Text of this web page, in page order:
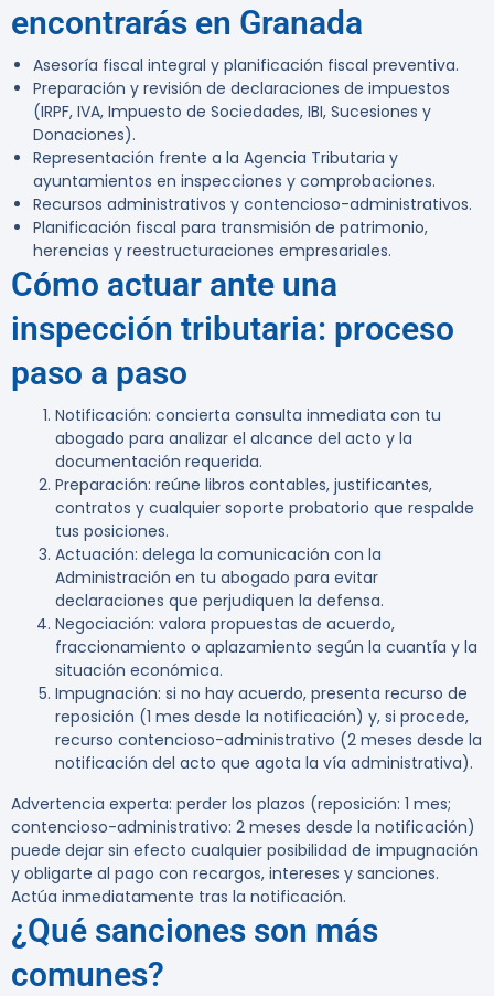
encontrarás en Granada
Asesoría fiscal integral y planificación fiscal preventiva.
Preparación y revisión de declaraciones de impuestos
(IRPF, IVA, Impuesto de Sociedades, IBI, Sucesiones y
Donaciones).
Representación frente a la Agencia Tributaria y
ayuntamientos en inspecciones y comprobaciones.
Recursos administrativos y contencioso-administrativos.
Planificación fiscal para transmisión de patrimonio,
herencias y reestructuraciones empresariales.
Cómo actuar ante una
inspección tributaria: proceso
paso a paso
Notificación: concierta consulta inmediata con tu
abogado para analizar el alcance del acto y la
documentación requerida.
Preparación: reúne libros contables, justificantes,
contratos y cualquier soporte probatorio que respalde
tus posiciones.
Actuación: delega la comunicación con la
Administración en tu abogado para evitar
declaraciones que perjudiquen la defensa.
Negociación: valora propuestas de acuerdo,
fraccionamiento o aplazamiento según la cuantía y la
situación económica.
Impugnación: si no hay acuerdo, presenta recurso de
reposición (1 mes desde la notificación) y, si procede,
recurso contencioso-administrativo (2 meses desde la
notificación del acto que agota la vía administrativa).
Advertencia experta: perder los plazos (reposición: 1 mes;
contencioso-administrativo: 2 meses desde la notificación)
puede dejar sin efecto cualquier posibilidad de impugnación
y obligarte al pago con recargos, intereses y sanciones.
Actúa inmediatamente tras la notificación.
¿Qué sanciones son más
comunes?